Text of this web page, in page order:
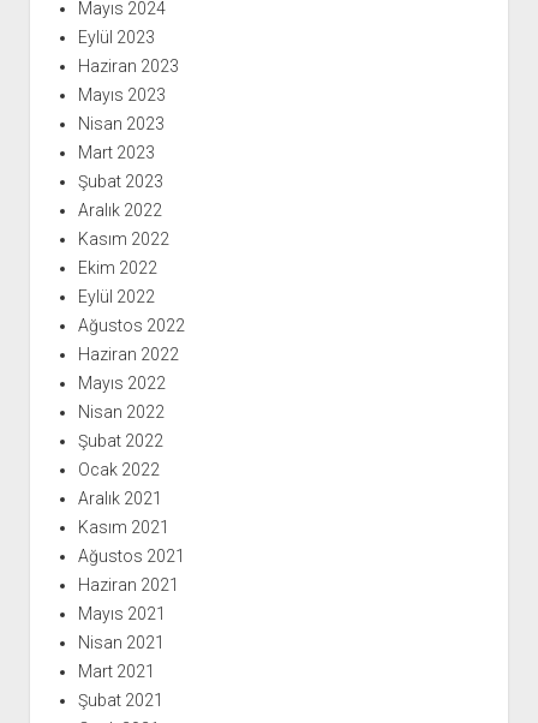
Mayıs 2024
Eylül 2023
Haziran 2023
Mayıs 2023
Nisan 2023
Mart 2023
Şubat 2023
Aralık 2022
Kasım 2022
Ekim 2022
Eylül 2022
Ağustos 2022
Haziran 2022
Mayıs 2022
Nisan 2022
Şubat 2022
Ocak 2022
Aralık 2021
Kasım 2021
Ağustos 2021
Haziran 2021
Mayıs 2021
Nisan 2021
Mart 2021
Şubat 2021